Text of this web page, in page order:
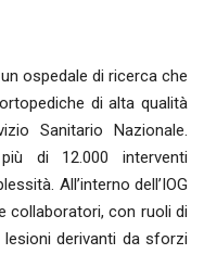
ospedale di ricerca che
di alta qualità
Sanitario Nazionale.
di 12.000 interventi
All’interno dell’IOG
collaboratori, con ruoli di
derivanti da sforzi